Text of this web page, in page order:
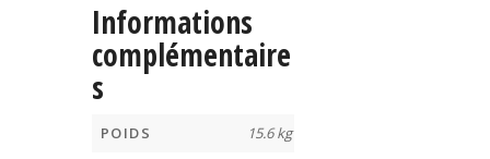
Informations
complémentaire
s
POIDS
15.6 kg